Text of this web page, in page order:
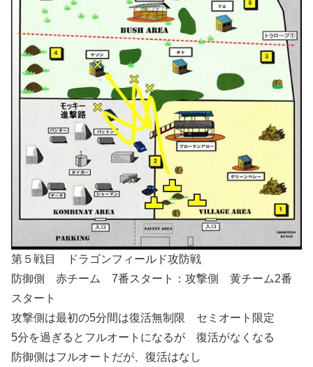
第５戦目 ドラゴンフィールド攻防戦
防御側 赤チーム 7番スタート：攻撃側 黄チーム2番
スタート
攻撃側は最初の5分間は復活無制限 セミオート限定
5分を過ぎるとフルオートになるが 復活がなくなる
防御側はフルオートだが、復活はなし